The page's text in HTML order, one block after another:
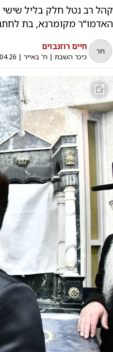
קהל רב נטל חלק בליל
האדמו"ר מקומרנא, בת
חר חיים רוזנבוים
כיכר השבת | ח' באייר |